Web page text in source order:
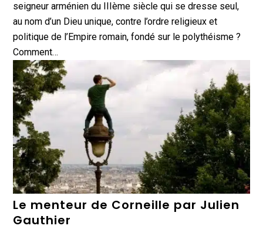
seigneur arménien du IIIème siècle qui se dresse seul,
au nom d’un Dieu unique, contre l’ordre religieux et
politique de l’Empire romain, fondé sur le polythéisme ?
Comment…
Le menteur de Corneille par Julien
Gauthier